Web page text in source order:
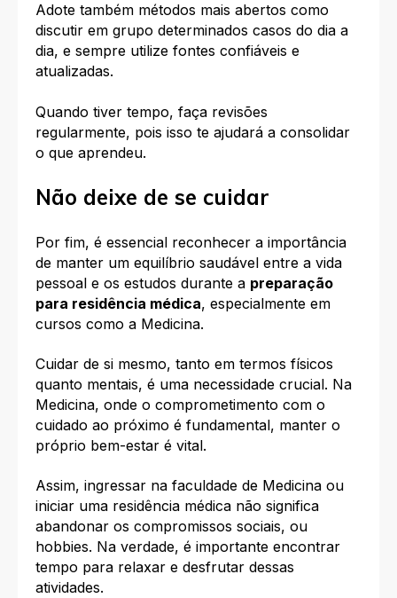
Adote também métodos mais abertos como
discutir em grupo determinados casos do dia a
dia, e sempre utilize fontes confiáveis e
atualizadas.
Quando tiver tempo, faça revisões
regularmente, pois isso te ajudará a consolidar
o que aprendeu.
Não deixe de se cuidar
Por fim, é essencial reconhecer a importância
de manter um equilíbrio saudável entre a vida
pessoal e os estudos durante a preparação
para residência médica, especialmente em
cursos como a Medicina.
Cuidar de si mesmo, tanto em termos físicos
quanto mentais, é uma necessidade crucial. Na
Medicina, onde o comprometimento com o
cuidado ao próximo é fundamental, manter o
próprio bem-estar é vital.
Assim, ingressar na faculdade de Medicina ou
iniciar uma residência médica não significa
abandonar os compromissos sociais, ou
hobbies. Na verdade, é importante encontrar
tempo para relaxar e desfrutar dessas
atividades.